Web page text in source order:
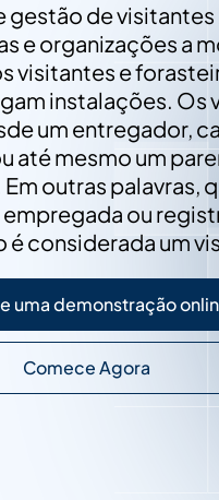
gestão de visitantes
e organizações a
visitantes e
instalações. Os
um entregador,
até mesmo um
outras palavras,
ou
é considerada um
uma demonstração
Comece Agora